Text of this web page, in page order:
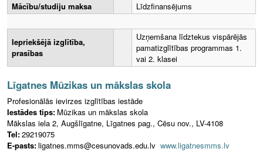
Mācību/studiju maksa
Līdzfinansējums
Iepriekšējā izglītība,
prasības
Uzņemšana līdztekus vispārējās
pamatizglītības programmas 1.
vai 2. klasei
Līgatnes Mūzikas un mākslas skola
Profesionālās ievirzes izglītības iestāde
Iestādes tips: Mūzikas un mākslas skola
Mākslas iela 2, Augšlīgatne, Līgatnes pag., Cēsu nov., LV-4108
Tel:29219075
E-pasts:ligatnes.mms@cesunovads.edu.lv www.ligatnesmms.lv